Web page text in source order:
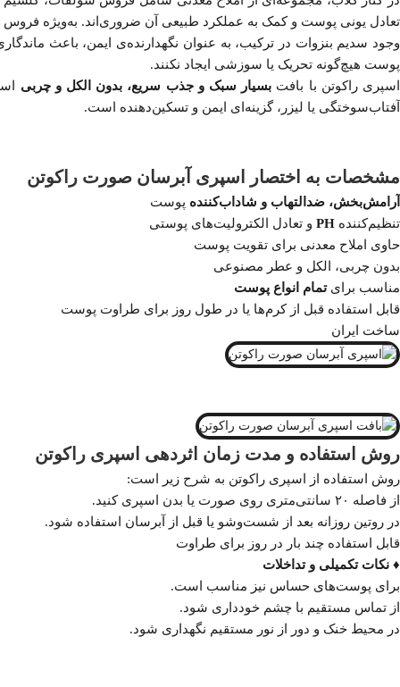
تعادل یونی پوست و کمک به عملکرد طبیعی آن ضروری‌اند. به‌ویژه فروس
وجود سدیم بنزوات در ترکیب، به عنوان نگهدارنده‌ی ایمن، باعث
پوست هیچ‌گونه تحریک یا سوزشی ایجاد نکنند.
اسپری راکوتن با بافت بسیار سبک و جذب سریع، بدون الکل و چربی
آفتاب‌سوختگی یا لیزر، گزینه‌ای ایمن و تسکین‌دهنده است.
مشخصات به اختصار اسپری آبرسان صورت راکوتن
آرامش‌بخش، ضدالتهاب و شاداب‌کننده پوست
تنظیم‌کننده PH و تعادل الکترولیت‌های پوستی
حاوی املاح معدنی برای تقویت پوست
بدون چربی، الکل و عطر مصنوعی
مناسب برای تمام انواع پوست
قابل استفاده قبل از کرم‌ها یا در طول روز برای طراوت پوست
ساخت ایران
روش استفاده و مدت زمان اثردهی اسپری راکوتن
روش استفاده از اسپری راکوتن به شرح زیر است:
از فاصله ۲۰ سانتی‌متری روی صورت یا بدن اسپری کنید.
در روتین روزانه بعد از شست‌وشو یا قبل از آبرسان استفاده شود.
قابل استفاده چند بار در روز برای طراوت
♦️ نکات تکمیلی و تداخلات
برای پوست‌های حساس نیز مناسب است.
از تماس مستقیم با چشم خودداری شود.
در محیط خنک و دور از نور مستقیم نگهداری شود.